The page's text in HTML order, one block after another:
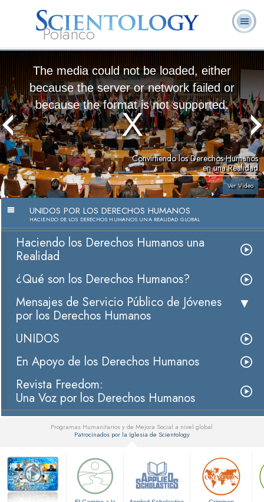
Polanco
The media could not be loaded, either
because the server or network failed or
because the format is not supported.
Convirtiendo los Derechos Humanos
en una Realidad
Ver Video
UNIDOS POR LOS DERECHOS HUMANOS
HACIENDO DE LOS DERECHOS HUMANOS UNA REALIDAD GLOBAL
Haciendo los Derechos Humanos una
Realidad
¿Qué son los Derechos Humanos?
Mensajes de Servicio Público de Jóvenes
por los Derechos Humanos
UNIDOS
En Apoyo de los Derechos Humanos
Revista Freedom:
Una Voz por los Derechos Humanos
Programas Humanitarios y de Mejora Social a nivel global
Patrocinados por la Iglesia de Scientology